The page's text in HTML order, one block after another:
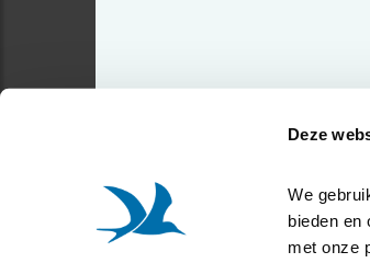
Deze
We
bieden en
met onze